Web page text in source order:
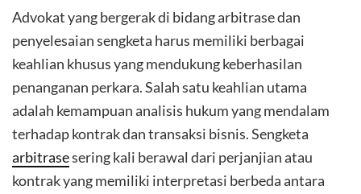
Advokat yang bergerak di bidang arbitrase dan
penyelesaian sengketa harus memiliki berbagai
keahlian khusus yang mendukung keberhasilan
penanganan perkara. Salah satu keahlian utama
adalah kemampuan analisis hukum yang mendalam
terhadap kontrak dan transaksi bisnis. Sengketa
arbitrasesering kali berawal dari perjanjian atau
kontrak yang memiliki interpretasi berbeda antara